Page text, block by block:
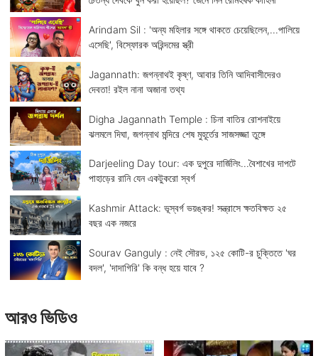
Arindam Sil : 'অন্য মহিলার সঙ্গে থাকতে চেয়েছিলেন,...পালিয়ে
এসেছি', বিস্ফোরক অরিন্দমের স্ত্রী
Jagannath: জগন্নাথই কৃষ্ণ, আবার তিনি আদিবাসীদেরও
দেবতা! রইল নানা অজানা তথ্য
Digha Jagannath Temple : চিনা বাতির রোশনাইয়ে
ঝলমলে দিঘা, জগন্নাথ মন্দিরে শেষ মুহূর্তের সাজসজ্জা তুঙ্গে
Darjeeling Day tour: এক দুপুরে দার্জিলিং...বৈশাখের দাপটে
পাহাড়ের রানি যেন একটুকরো স্বর্গ
Kashmir Attack: ভূস্বর্গ ভয়ঙ্কর! সন্ত্রাসে ক্ষতবিক্ষত ২৫
বছর এক নজরে
Sourav Ganguly : নেই সৌরভ, ১২৫ কোটি-র চুক্তিতে 'ঘর
বদল', 'দাদাগিরি' কি বন্ধ হয়ে যাবে ?
আরও ভিডিও